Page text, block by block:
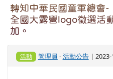
公告 管理員-一般公告| 2023-
總燦字第 112436 號函辦